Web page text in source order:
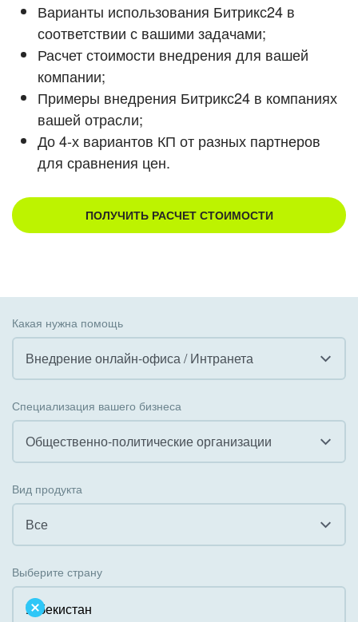
Варианты использования Битрикс24 в
соответствии с вашими задачами;
Расчет стоимости внедрения для вашей
компании;
Примеры внедрения Битрикс24 в компаниях
вашей отрасли;
До 4-х вариантов КП от разных партнеров
для сравнения цен.
ПОЛУЧИТЬ РАСЧЕТ СТОИМОСТИ
Какая нужна помощь
Внедрение онлайн-офиса / Интранета
Внедрение КЭДО
Интеграция с 1С
Внедрение Бизнес-процессов
Системное администрирование
Специализация вашего бизнеса
Общественно-политические организации
Государственные организации
Коммунальные услуги, ЖКХ
Вид продукта
Все
Облачный Битрикс24
Выберите страну